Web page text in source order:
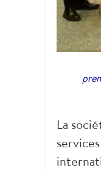
La